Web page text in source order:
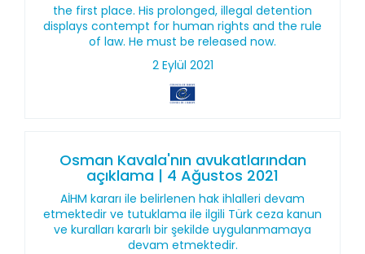
the first place. His prolonged, illegal detention
displays contempt for human rights and the rule
of law. He must be released now.
2 Eylül 2021
Osman Kavala'nın avukatlarından
açıklama | 4 Ağustos 2021
AİHM kararı ile belirlenen hak ihlalleri devam
etmektedir ve tutuklama ile ilgili Türk ceza kanun
ve kuralları kararlı bir şekilde uygulanmamaya
devam etmektedir.